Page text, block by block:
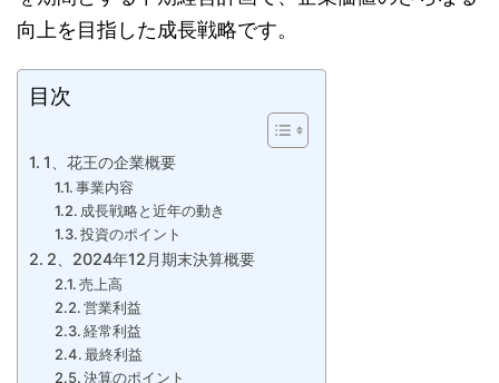
向上を目指した成長戦略です。
目次
1、花王の企業概要
事業内容
成長戦略と近年の動き
投資のポイント
2、2024年12月期末決算概要
売上高
営業利益
経常利益
最終利益
決算のポイント